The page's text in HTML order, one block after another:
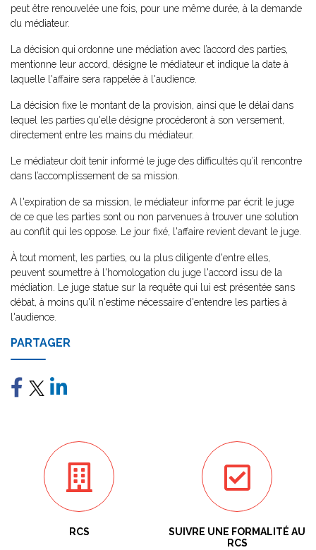
peut être renouvelée une fois, pour une même durée, à la demande
du médiateur.
La décision qui ordonne une médiation avec l’accord des parties,
mentionne leur accord, désigne le médiateur et indique la date à
laquelle l'affaire sera rappelée à l'audience.
La décision fixe le montant de la provision, ainsi que le délai dans
lequel les parties qu'elle désigne procéderont à son versement,
directement entre les mains du médiateur.
Le médiateur doit tenir informé le juge des difficultés qu’il rencontre
dans l’accomplissement de sa mission.
A l'expiration de sa mission, le médiateur informe par écrit le juge
de ce que les parties sont ou non parvenues à trouver une solution
au conflit qui les oppose. Le jour fixé, l'affaire revient devant le juge.
À tout moment, les parties, ou la plus diligente d'entre elles,
peuvent soumettre à l'homologation du juge l'accord issu de la
médiation. Le juge statue sur la requête qui lui est présentée sans
débat, à moins qu'il n'estime nécessaire d'entendre les parties à
l'audience.
PARTAGER
RCS
SUIVRE UNE FORMALITÉ AU
RCS